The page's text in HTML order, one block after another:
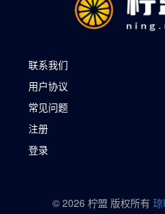
联系我们
用户协议
常见问题
注册
登录
© 2026 柠盟 版权所有